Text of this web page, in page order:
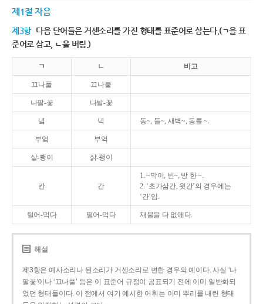
제1절 자음
제3항 다음 단어들은 거센소리를 가진 형태를 표준어로 삼는다.(ㄱ을 표
준어로 삼고, ㄴ을 버림.)
ㄱ ㄴ 비고
끄나풀 끄나불
나팔-꽃 나발-꽃
녘 녁 동~, 들~, 새벽~, 동틀 ~.
부엌 부억
살-쾡이 삵-괭이
칸 간
1. ~막이, 빈~, 방 한 ~.
2. ‘초가삼간, 윗간’의 경우에는
‘간’임.
털어-먹다 떨어-먹다 재물을 다 없애다.
해설
제3항은 예사소리나 된소리가 거센소리로 변한 경우의 예이다. 사실 ‘나
팔꽃’이나 ‘끄나풀’ 등은 이 표준어 규정이 공표되기 전에 이미 일반화되
었던 형태들이다. 이 점에서 여기 예시한 어휘는 이미 뿌리를 내린 형태